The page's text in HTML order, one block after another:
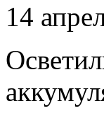
14